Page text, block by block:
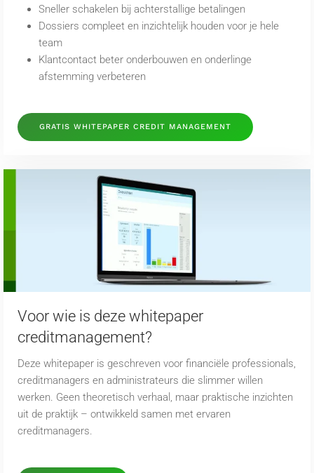
Sneller schakelen bij achterstallige betalingen
Dossiers compleet en inzichtelijk houden voor je hele
team
Klantcontact beter onderbouwen en onderlinge
afstemming verbeteren
GRATIS WHITEPAPER CREDIT MANAGEMENT
Voor wie is deze whitepaper
creditmanagement?
Deze whitepaper is geschreven voor financiële professionals,
creditmanagers en administrateurs die slimmer willen
werken. Geen theoretisch verhaal, maar praktische inzichten
uit de praktijk – ontwikkeld samen met ervaren
creditmanagers.